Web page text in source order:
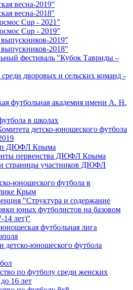
весна-2019"
весна-2018"
Cup - 2021"
Cup - 2019"
2019"
2018"
фестиваль "Кубок Тавриды –
дворовых и сельских команд -
футбольная академия имени А. Н.
в школах
детско-юношеского футбола
ДЮФЛ Крыма
первенства ДЮФЛ Крыма
страницы участников ДЮФЛ
юношеского футбола в
Крым
"Структура и содержание
юных футболистов на базовом
14 лет)"
футбольная лига
детско-юношеского футбола
по футболу среди женских
16 лет